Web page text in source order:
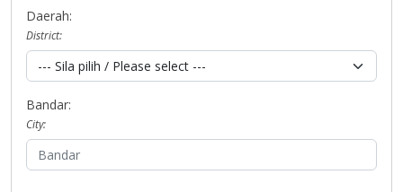
Daerah:
District:
Bandar:
City: